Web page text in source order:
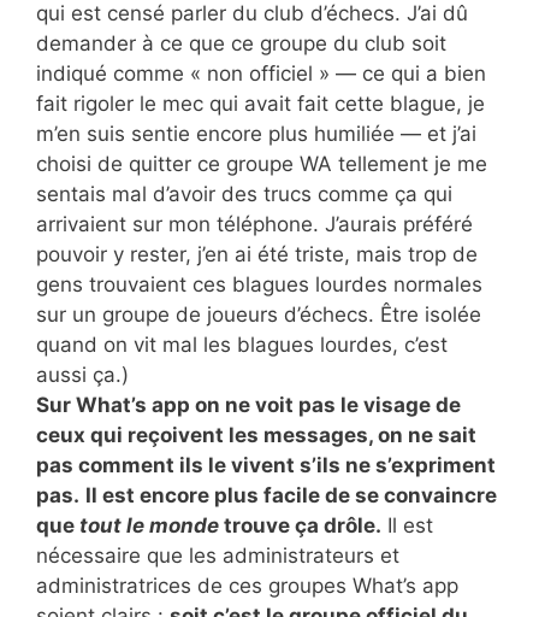
qui est censé parler du club d’échecs. J’ai dû
demander à ce que ce groupe du club soit
indiqué comme « non officiel » — ce qui a bien
fait rigoler le mec qui avait fait cette blague, je
m’en suis sentie encore plus humiliée — et j’ai
choisi de quitter ce groupe WA tellement je me
sentais mal d’avoir des trucs comme ça qui
arrivaient sur mon téléphone. J’aurais préféré
pouvoir y rester, j’en ai été triste, mais trop de
gens trouvaient ces blagues lourdes normales
sur un groupe de joueurs d’échecs. Être isolée
quand on vit mal les blagues lourdes, c’est
aussi ça.)
Sur What’s app on ne voit pas le visage de
ceux qui reçoivent les messages, on ne sait
pas comment ils le vivent s’ils ne s’expriment
pas. Il est encore plus facile de se convaincre
que tout le monde trouve ça drôle. Il est
nécessaire que les administrateurs et
administratrices de ces groupes What’s app